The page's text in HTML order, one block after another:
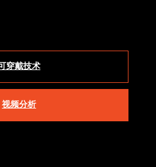
穿戴技术
视频分析